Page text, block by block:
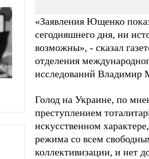
«Заявления Ющенко
сегодняшнего дня, ни
возможны», - сказал
отделения
исследований Владимир
Голод на Украине, по
преступлением
искусственном
режима со всем
коллективизации, и нет